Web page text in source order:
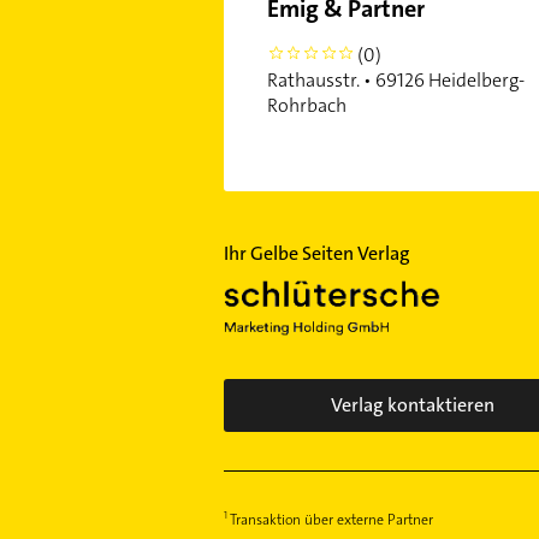
Emig & Partner
0
(0)
Rathausstr. • 69126 Heidelberg-
Rohrbach
Ihr Gelbe Seiten Verlag
Verlag kontaktieren
Transaktion über externe Partner